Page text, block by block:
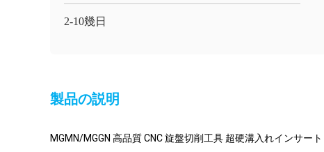
2-10幾日
製品の説明
MGMN/MGGN 高品質 CNC 旋盤切削工具 超硬溝入れインサート